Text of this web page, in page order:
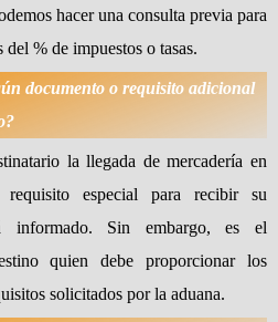
hacer una consulta previa para
% de impuestos o tasas.
documento o requisito adicional
la llegada de mercadería en
especial para recibir su
informado. Sin embargo, es el
quien debe proporcionar los
solicitados por la aduana.